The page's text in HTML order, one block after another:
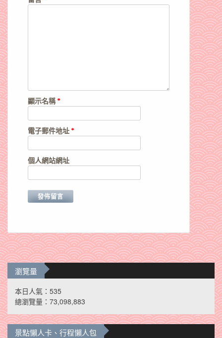
顯示名稱*
電子郵件地址 *
個人網站網址
瀏覽量
本日人氣：535
總瀏覽量：73,098,883
景點懶人卡、行程懶人包